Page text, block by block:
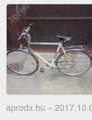
aprodx.hu –